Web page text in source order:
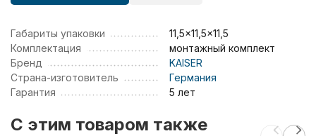
Габариты упаковки
11,5x11,5x11,5
Комплектация
монтажный комплект
Бренд
KAISER
Страна-изготовитель
Германия
Гарантия
5 лет
C этим товаром также